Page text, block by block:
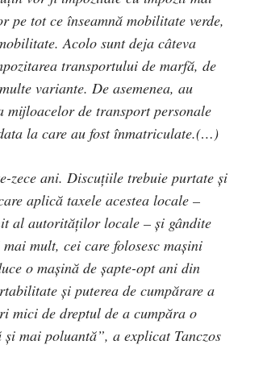
tot ce înseamnă mobilitate verde,
Acolo sunt deja câteva
transportului de marfă, de
variante. De asemenea, au
de transport personale
la care au fost înmatriculate.(…)
zece ani. Discuțiile trebuie purtate și
aplică taxele acestea locale –
al autorităților locale – și gândite
mult, cei care folosesc mașini
o mașină de șapte-opt ani din
și puterea de cumpărare a
mici de dreptul de a cumpăra o
mai poluantă”, a explicat Tanczos